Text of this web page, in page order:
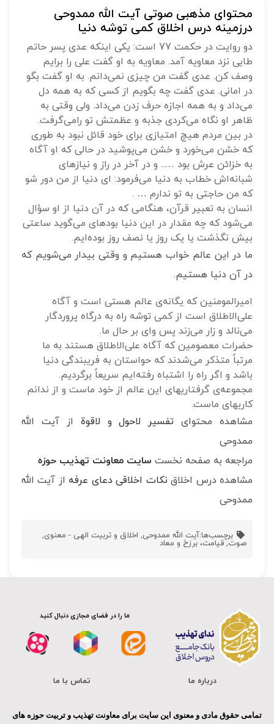
محتوای مذهبی صوتی آیت الله ممدوحی
درزمینه درس اخلاق کمی توشه دنیا
دو روایت در حکمت 77 است: یکی اینکه عدی پسر حاتم
طایی نزد معاویه آمد. معاویه به او گفت علی را برایم
وصف کن. عدی گفت من چیزی نمی‌دانم. به او گفت بگو
در امانی. عدی گفت چه بگویم از کسی که به همه دل
می‌داد و به همه اجازه حرف زدن می‌داد. ولی وقتی به
ظاهر او نگاه می‌کردی جذبه و عظمتش تو رامی‌گرفت.
در بین مردم هیچ امتیازی برای خود قائل نبود به طوری
که خشن می‌خورد و خشن می‌پوشید در حالی که او آگاه
به خزائن عرش بود ….. و در آخر در راز و نیازهای
شبانه‌اش خطاب به دنیا می‌فرمود: ای دنیا از من دور شو
که من حاجتی به تو ندارم … .
انسان به تعبیر قرآن، هنگامی که در آن دنیا از او سؤال
می‌شود که چه مقدار در این دنیا بوده‎ای می‌گوید ساعتی
بیش نگذشت یا یک روز یا نصف روز بوده‌ایم.
ما در این عالم خواب هستیم و وقتی بیدار می‌شویم که
در آن دنیا هستیم.
امیرالمومنین که یگانه‌ی عالم هستی است و آگاه
علی‌الاطلاق است از کمی توشه راه به درگاه پروردگار
می‌نالد و زار می‌زند پس وای بر حال ما.
حضرات معصومین که آگاه علی‌الاطلاق هستند به ما
مرتباً متذکر می‌شدند که حواستان به فریبندگی دنیا
باشد و اگر راه را اشتباه رفته‌ایم سریعاً برگردیم.
مجموعه‌ی گرفتاریهای این عالم از خود ماست و از ندانم
کاریهای ماست.
مشاهده محتوای تفسیر لاحول و لاقوة از آیت الله
ممدوحی
مراجعه به صفحه نخست سایت معاونت تهذیب حوزه
مشاهده درس اخلاق نکات اخلاقی دعای عرفه از آیت الله
ممدوحی
برچسب‌ها:آیت الله ممدوحی, اخلاق و تربیت الهی - معنوی,
صوت,قیامت، برزخ و معاد
ما را در فضای مجازی دنبال کنید
درباره ما تماس با ما
تمامی حقوق مادی و معنوی این سایت برای معاونت تهذیب و تربیت حوزه های